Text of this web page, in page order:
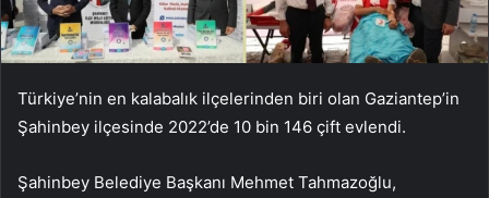
Türkiye’nin en kalabalık ilçelerinden biri olan Gaziantep’in
Şahinbey ilçesinde 2022’de 10 bin 146 çift evlendi.
Şahinbey Belediye Başkanı Mehmet Tahmazoğlu,